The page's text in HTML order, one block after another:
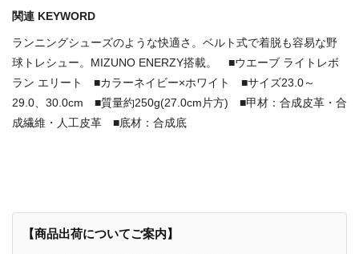
関連 KEYWORD
ランニングシューズのような快適さ。ベルト式で着脱も容易な野
球トレシュー。MIZUNO ENERZY搭載。 ■ウエーブ ライトレボ
ラン エリート ■カラーネイビー×ホワイト ■サイズ23.0～
29.0、30.0cm ■質量約250g(27.0cm片方) ■甲材：合成皮革・合
成繊維・人工皮革 ■底材：合成底
【商品出荷についてご案内】